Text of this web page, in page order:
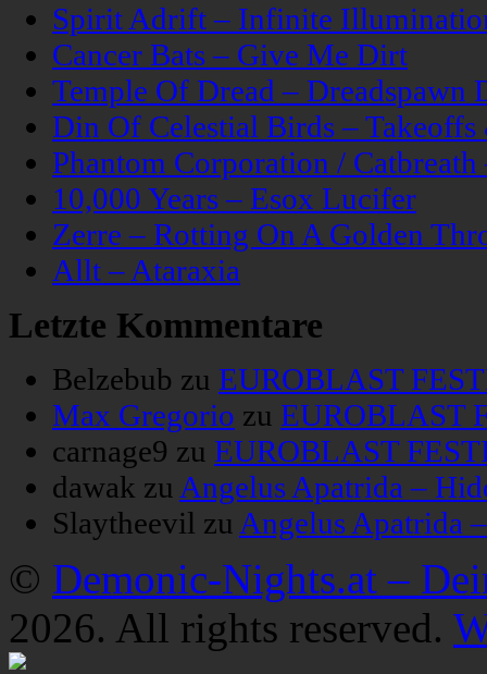
Spirit Adrift – Infinite
Cancer Bats – Give Me Dirt
Temple Of Dread – Dreadspawn
Din Of Celestial Birds –
Phantom Corporation /
10,000 Years – Esox Lucifer
Zerre – Rotting On A Golden
Allt – Ataraxia
Letzte Kommentare
Belzebub zu EUROBLAST
Max Gregorio zu EUROBLAST
carnage9 zu EUROBLAST
dawak zu Angelus Apatrida –
Slaytheevil zu Angelus Apatrida
© Demonic-Nights.at –
2026. All rights reserved.